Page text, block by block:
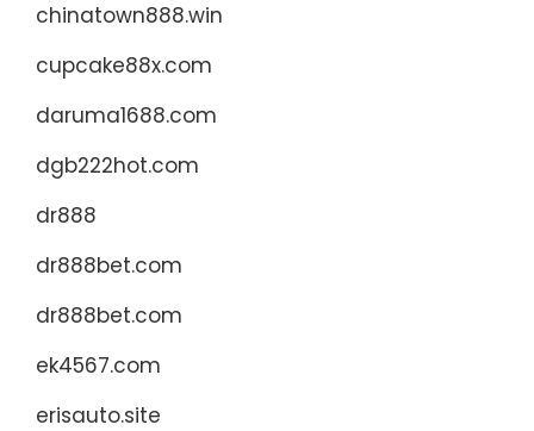
chinatown888.win
cupcake88x.com
daruma1688.com
dgb222hot.com
dr888
dr888bet.com
dr888bet.com
ek4567.com
erisauto.site